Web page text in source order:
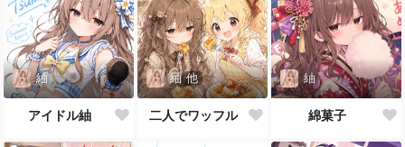
紬
アイドル紬
紬 他
二人でワッフル
紬
綿菓子